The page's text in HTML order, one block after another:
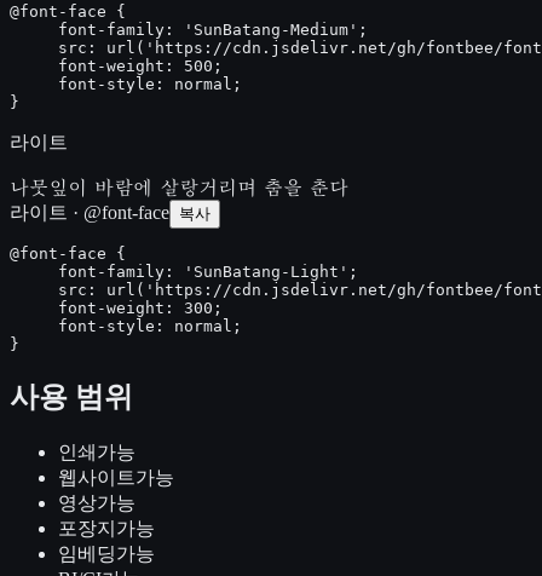
@font-face {
     font-family: 'SunBatang-Medium';
src: url('https://cdn.jsdelivr.net/gh/fontbee/
     font-weight: 500;
     font-style: normal;
}
라이트
나뭇잎이 바람에 살랑거리며 춤을 춘다
라이트 · @font-face 복사
@font-face {
     font-family: 'SunBatang-Light';
src: url('https://cdn.jsdelivr.net/gh/fontbee/
     font-weight: 300;
     font-style: normal;
}
사용 범위
인쇄 가능
웹사이트가능
영상가능
포장지 가능
임베딩가능